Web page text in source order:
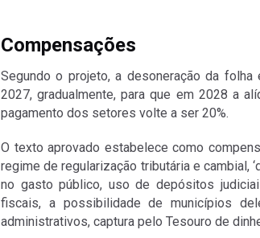
Compensações
Segundo o projeto, a desoneração da
2027, gradualmente, para que em 2028 a
pagamento dos setores volte a ser 20%.
O texto aprovado estabelece como
regime de regularização tributária e cambial,
no gasto público, uso de depósitos
fiscais, a possibilidade de municípios
administrativos, captura pelo Tesouro de